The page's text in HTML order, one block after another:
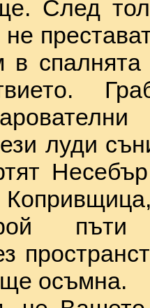
След
спалнята
луди
осъмна.